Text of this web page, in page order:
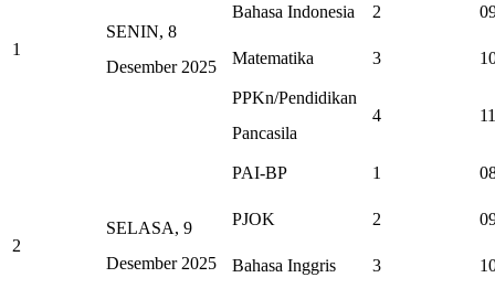
1
SENIN, 8
Desember 2025
Bahasa Indonesia 2
Matematika 3
PPKn/Pendidikan
Pancasila
4
2
SELASA, 9
Desember 2025
PAI-BP 1
PJOK 2
Bahasa Inggris 3